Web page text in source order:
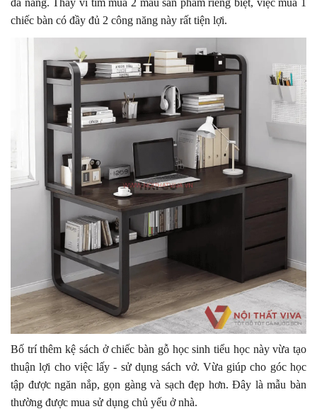
đa năng. Thay vì tìm mua 2 mẫu sản phẩm riêng biệt, việc mua 1
chiếc bàn có đầy đủ 2 công năng này rất tiện lợi.
Bố trí thêm kệ sách ở chiếc bàn gỗ học sinh tiểu học này vừa tạo
thuận lợi cho việc lấy - sử dụng sách vở. Vừa giúp cho góc học
tập được ngăn nắp, gọn gàng và sạch đẹp hơn. Đây là mẫu bàn
thường được mua sử dụng chủ yếu ở nhà.